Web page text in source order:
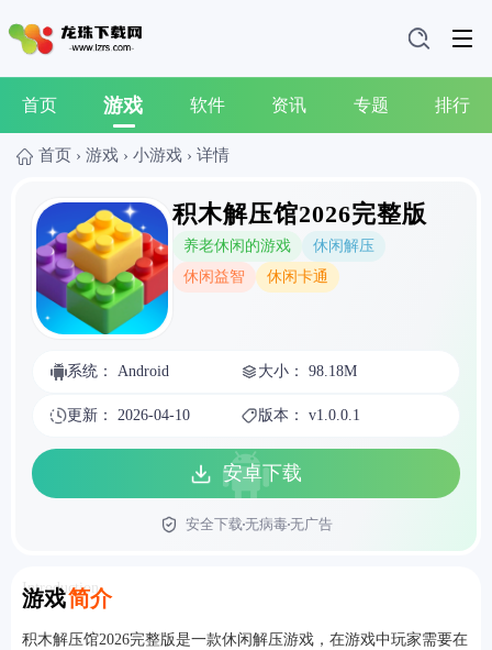
首页 游戏 软件 资讯 专题 排行
首页 › 游戏 › 小游戏 › 详情
积木解压馆2026完整版
养老休闲的游戏
休闲解压
休闲益智
休闲卡通
系统： Android 大小： 98.18M
更新： 2026-04-10 版本： v1.0.0.1
安卓下载
安全下载无病毒无广告
游戏简介
Introduction
积木解压馆2026完整版是一款休闲解压游戏，在游戏中玩家需要在